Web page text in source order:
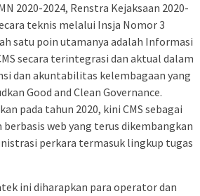
2020-2024, Renstra Kejaksaan 2020-
teknis melalui Insja Nomor 3
satu poin utamanya adalah Informasi
secara terintegrasi dan aktual dalam
dan akuntabilitas kelembagaan yang
Good and Clean Governance.
pada tahun 2020, kini CMS sebagai
web yang terus dikembangkan
perkara termasuk lingkup tugas
ini diharapkan para operator dan